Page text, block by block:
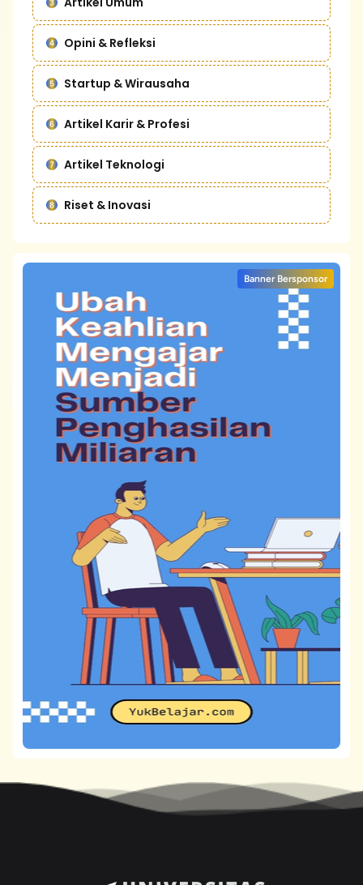
Opini & Refleksi
Startup & Wirausaha
Artikel Karir & Profesi
Artikel Teknologi
Riset & Inovasi
Banner Bersponsor